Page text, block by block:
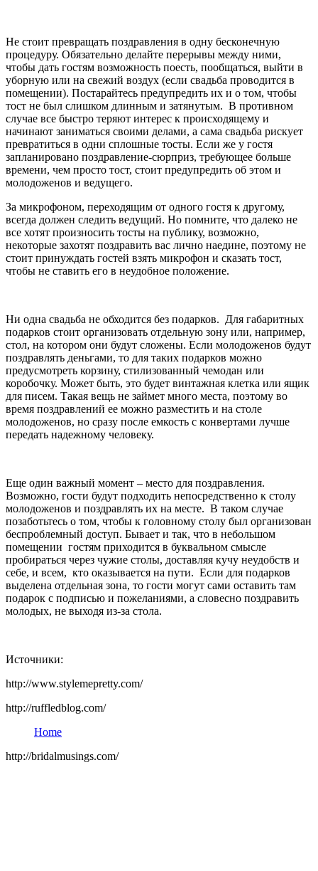
Не стоит превращать поздравления в одну бесконечную
процедуру. Обязательно делайте перерывы между ними,
чтобы дать гостям возможность поесть, пообщаться, выйти в
уборную или на свежий воздух (если свадьба проводится в
помещении). Постарайтесь предупредить их и о том, чтобы
тост не был слишком длинным и затянутым. В противном
случае все быстро теряют интерес к происходящему и
начинают заниматься своими делами, а сама свадьба рискует
превратиться в одни сплошные тосты. Если же у гостя
запланировано поздравление-сюрприз, требующее больше
времени, чем просто тост, стоит предупредить об этом и
молодоженов и ведущего.
За микрофоном, переходящим от одного гостя к другому,
всегда должен следить ведущий. Но помните, что далеко не
все хотят произносить тосты на публику, возможно,
некоторые захотят поздравить вас лично наедине, поэтому не
стоит принуждать гостей взять микрофон и сказать тост,
чтобы не ставить его в неудобное положение.
Ни одна свадьба не обходится без подарков. Для габаритных
подарков стоит организовать отдельную зону или, например,
стол, на котором они будут сложены. Если молодоженов будут
поздравлять деньгами, то для таких подарков можно
предусмотреть корзину, стилизованный чемодан или
коробочку. Может быть, это будет винтажная клетка или ящик
для писем. Такая вещь не займет много места, поэтому во
время поздравлений ее можно разместить и на столе
молодоженов, но сразу после емкость с конвертами лучше
передать надежному человеку.
Еще один важный момент – место для поздравления.
Возможно, гости будут подходить непосредственно к столу
молодоженов и поздравлять их на месте. В таком случае
позаботьтесь о том, чтобы к головному столу был организован
беспроблемный доступ. Бывает и так, что в небольшом
помещении гостям приходится в буквальном смысле
пробираться через чужие столы, доставляя кучу неудобств и
себе, и всем, кто оказывается на пути. Если для подарков
выделена отдельная зона, то гости могут сами оставить там
подарок с подписью и пожеланиями, а словесно поздравить
молодых, не выходя из-за стола.
Источники:
http://www.stylemepretty.com/
http://ruffledblog.com/
Home
http://bridalmusings.com/